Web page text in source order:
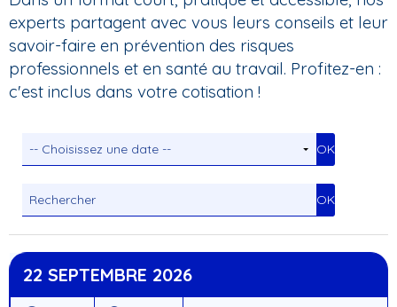
experts partagent avec vous leurs conseils et leur
savoir-faire en prévention des risques
professionnels et en santé au travail. Profitez-en :
c'est inclus dans votre cotisation !
22 SEPTEMBRE 2026